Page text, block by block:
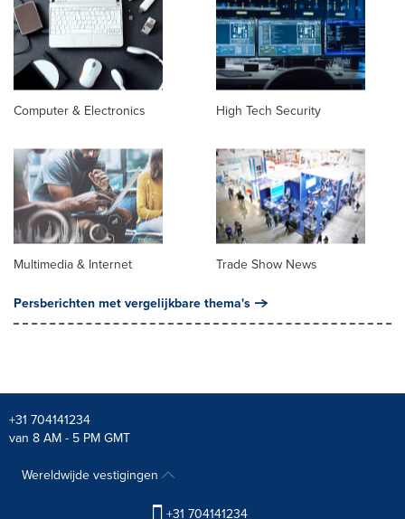
Computer & Electronics High Tech Security
Multimedia & Internet Trade Show News
Persberichten met vergelijkbare thema's
+31 704141234
van 8 AM - 5 PM GMT
Wereldwijde vestigingen
+31 704141234